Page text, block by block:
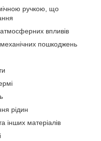
ручкою, що
впливів
механічних пошкоджень
рідин
інших матеріалів